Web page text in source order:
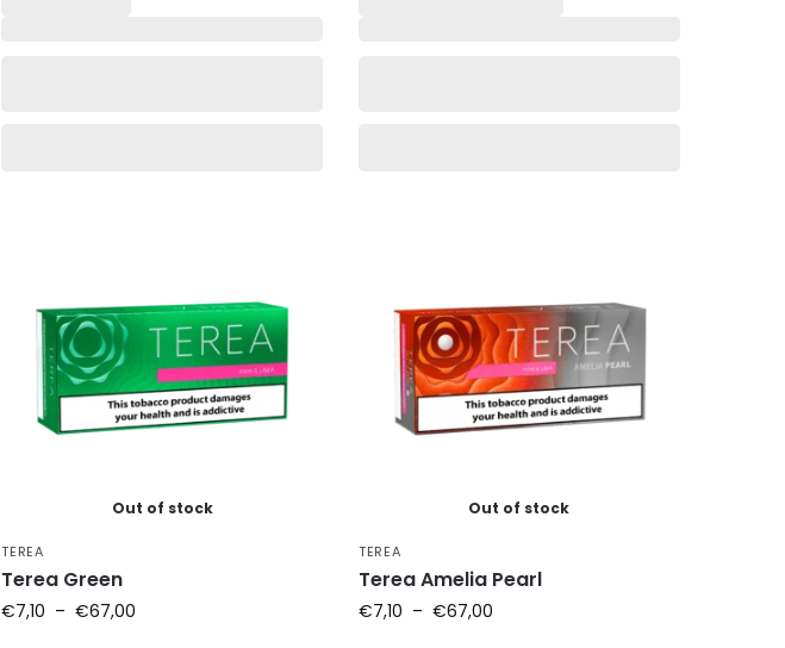
Out of stock
TEREA
Terea Green
€7,10 – €67,00
Out of stock
TEREA
Terea Amelia Pearl
€7,10 – €67,00